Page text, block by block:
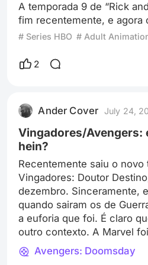
é bom e bem escrito, é o
técnicos, "Um Novo Dia" é
Cretton elevou o nível da
para o futuro?
Mesmo com a
personagens que
importantes daqui para
futuro muito sólido nesse
A temporada 9 de “Rick
fim recentemente, e agora
episódios disponíveis no
história da série. Pelo
anos não apresentou
pelo menos não até agora.
inclusive,
# Series HBO # Adult
2
Ander Cover July 24,
Vingadores/Avengers:
hein?
Recentemente saiu o novo
Vingadores: Doutor
dezembro. Sinceramente,
quando sairam os de
a euforia que foi. É claro
outro contexto. A Marvel
prestígio. Mas é
há de diferença na reação
Avengers: Doomsday